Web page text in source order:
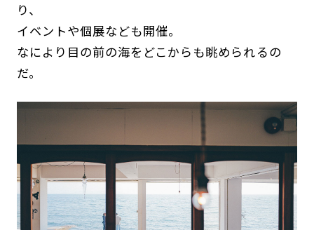
り、
イベントや個展なども開催。
なにより目の前の海をどこからも眺められるの
だ。